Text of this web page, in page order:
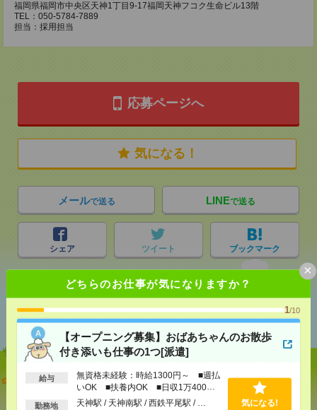
どちらのお仕事が気になりますか？
1/10
【オープニング募集】おばあちゃんのお散歩
付き添いも仕事の1つ[派遣]
給与
無資格未経験：時給1300円～ ■週払
いOK ■扶養内OK ■日収1万400円
以上
勤務地 天神駅 / 天神南駅 / 西鉄平尾駅 / … 気になる!
×
福岡県福岡市中央区天神1丁目9-17福岡天神フコク生命ビル13階
TEL：050-5784-7889
担当：採用担当
応募ページへ
気になる！
メールで送る LINEで送る
シェア ツイート ブックマーク
おすすめ
【オープニング募集】おばあちゃんのお散歩付き添
いも仕事の1つ[派遣]